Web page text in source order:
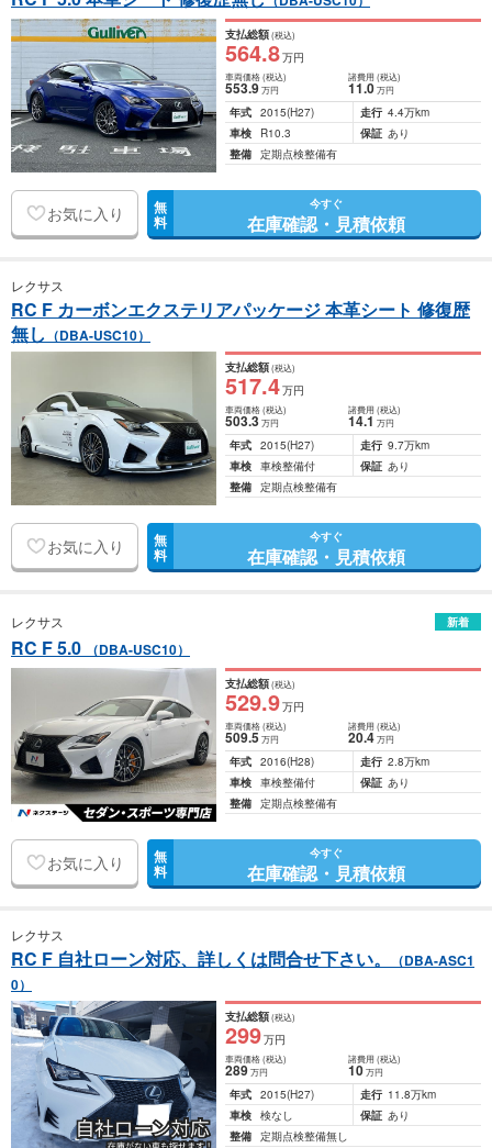
支払総額(税込)
564.8万円
車両価格(税込)
553.9万円
諸費用 (税込)
11.0 万円
年式 2015(H27) 走行 4.4万km
車検
R10.3 保証 あり
整備 定期点検整備有
お気に入り 無
料
今すぐ
在庫確認・見積依頼
レクサス
RC F カーボンエクステリアパッケージ 本革シート 修復歴
無し （DBA-USC10）
支払総額(税込)
517.4万円
車両価格(税込)
503.3万円
諸費用 (税込)
14.1 万円
年式 2015(H27) 走行 9.7万km
車検 車検整備付 保証 あり
整備 定期点検整備有
お気に入り 無
料
今すぐ
在庫確認・見積依頼
レクサス 新着
RC F 5.0 （DBA-USC10）
支払総額(税込)
529.9万円
車両価格(税込)
509.5万円
諸費用 (税込)
20.4 万円
年式 2016(H28) 走行 2.8万km
車検 車検整備付 保証 あり
整備 定期点検整備有
お気に入り 無
料
今すぐ
在庫確認・見積依頼
レクサス
RC F 自社ローン対応、詳しくは問合せ下さい。
（DBA-ASC1
0）
支払総額(税込)
299万円
車両価格(税込)
289万円
諸費用 (税込)
10 万円
年式 2015(H27) 走行 11.8万km
車検 検なし 保証 あり
整備 定期点検整備無し